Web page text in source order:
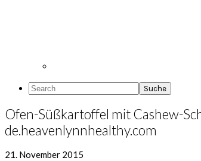
Search
Ofen-Süßkartoffel mit Cashew-
de.heavenlynnhealthy.com
21. November 2015